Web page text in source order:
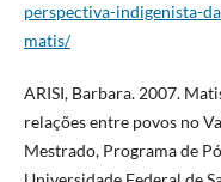
perspectiva-indigenista-
matis/
ARISI, Barbara. 2007.
relações entre povos no
Mestrado, Programa de